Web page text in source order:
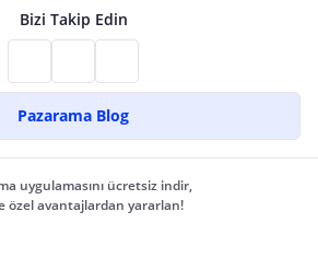
Bizi Takip Edin
Pazarama Blog
uygulamasını ücretsiz indir,
özel avantajlardan yararlan!